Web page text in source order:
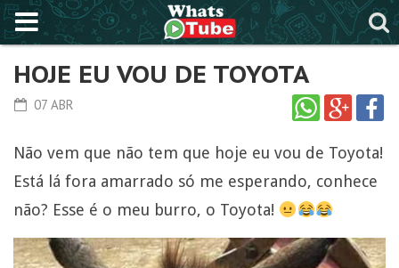
HOJE EU VOU DE TOYOTA
07 ABR
Não vem que não tem que hoje eu vou de Toyota!
Está lá fora amarrado só me esperando, conhece
não? Esse é o meu burro, o Toyota!